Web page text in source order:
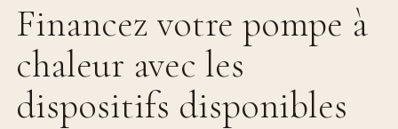
Financez votre pompe à
chaleur avec les
dispositifs disponibles